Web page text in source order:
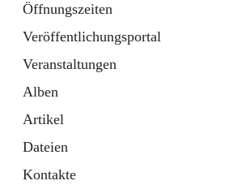
Öffnungszeiten
Veröffentlichungsportal
Veranstaltungen
Alben
Artikel
Dateien
Kontakte